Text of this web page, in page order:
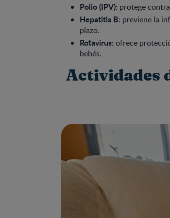
Polio (IPV): protege
Hepatitis B: previene la
plazo.
Rotavirus: ofrece
bebés.
Actividades